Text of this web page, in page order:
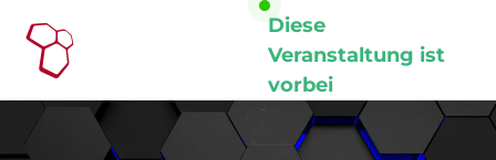
Diese
Veranstaltung ist
vorbei